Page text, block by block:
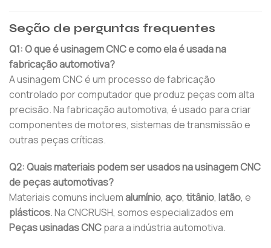
Seção de perguntas frequentes
Q1: O que é usinagem CNC e como ela é usada na
fabricação automotiva?
A usinagem CNC é um processo de fabricação
controlado por computador que produz peças com alta
precisão. Na fabricação automotiva, é usado para criar
componentes de motores, sistemas de transmissão e
outras peças críticas.
Q2: Quais materiais podem ser usados ​​na usinagem CNC
de peças automotivas?
Materiais comuns incluem alumínio, aço, titânio, latão, e
plásticos. Na CNCRUSH, somos especializados em
Peças usinadas CNCpara a indústria automotiva.